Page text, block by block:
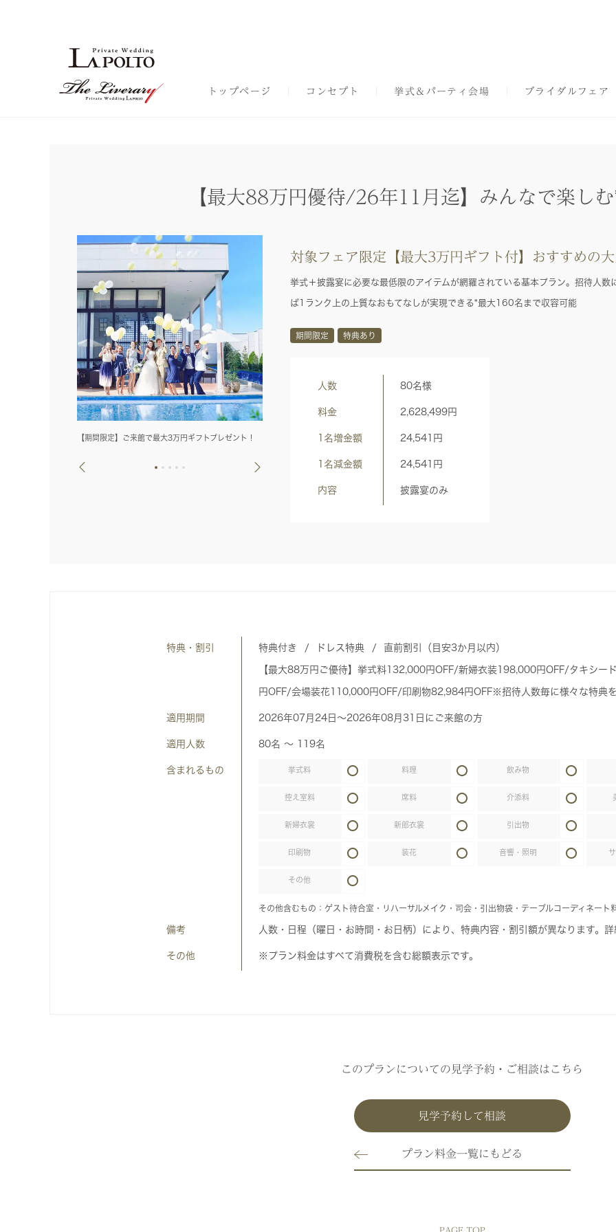
トップページ コンセプト 挙式＆パーティ会場 ブライダルフェア
【最大88万円優待/26年11月迄】みんなで楽し
【期間限定】ご来館で最大3万円ギフトプレゼント！ 挙式料132,000円OFF
対象フェア限定【最大3万円ギフト付】おすすめの
挙式＋披露宴に必要な最低限のアイテムが網羅されている基本プラン。招待人
ば1ランク上の上質なおもてなしが実現できる*最大160名まで収容可能
期間限定 特典あり
人数 80名様
料金 2,628,499円
1名増金額 24,541 円
1名減金額 24,541 円
内容 披露宴のみ
特典・割引 特典付き ドレス特典 直前割引（目安3か月以内）
【最大88万円ご優待】挙式料132,000円OFF/新婦衣装198,000円OFF/タキシ
円OFF/会場装花110,000円OFF/印刷物82,984円OFF※招待人数毎に様々な特典
適用期間 2026年07月24日～2026年08月31日にご来館の方
適用人数 80名 〜 119名
含まれるもの 挙式料 料理 飲み物
控え室料 席料 介添料
新婦衣裳 新郎衣裳 引出物
印刷物 装花 音響・照明
その他
その他含むもの：ゲスト待合室・リハーサルメイク・司会・引出物袋・テーブルコーディネート
備考 人数・日程（曜日・お時間・お日柄）により、特典内容・割引額が異なります。詳
その他 ※プラン料金はすべて消費税を含む総額表示です。
このプランについての見学予約・ご相談はこちら
見学予約して相談
プラン料金一覧にもどる
PAGE TOP